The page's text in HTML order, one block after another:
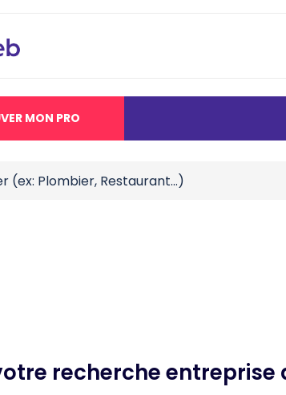
MON PRO
rechercheentreprise